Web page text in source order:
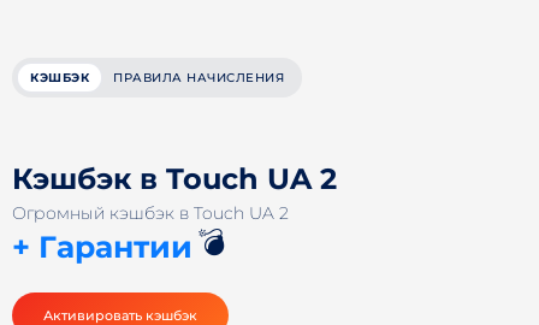
КЭШБЭК ПРАВИЛА НАЧИСЛЕНИЯ
Кэшбэк в Touch UA 2
Огромный кэшбэк в Touch UA 2
+ Гарантии 💣
Активировать кэшбэк